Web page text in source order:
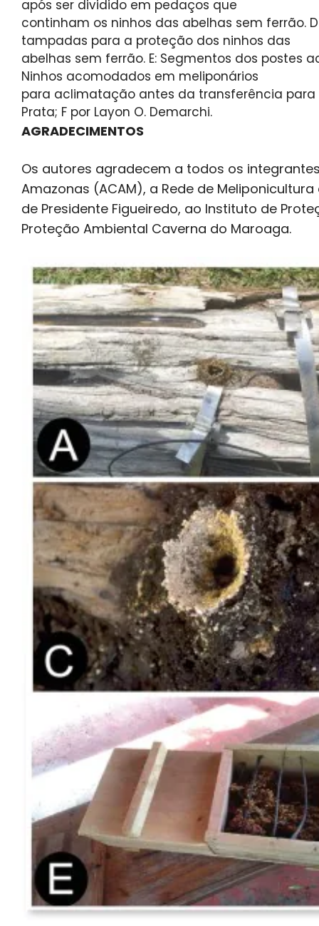
após ser dividido em pedaços que
continham os ninhos das abelhas sem ferrão.
tampadas para a proteção dos ninhos das
abelhas sem ferrão. E: Segmentos dos postes
Ninhos acomodados em meliponários
para aclimatação antes da transferência para
Prata; F por Layon O. Demarchi.
AGRADECIMENTOS
Os autores agradecem a todos os
Amazonas (ACAM), a Rede de
de Presidente Figueiredo, ao Instituto de
Proteção Ambiental Caverna do Maroaga.